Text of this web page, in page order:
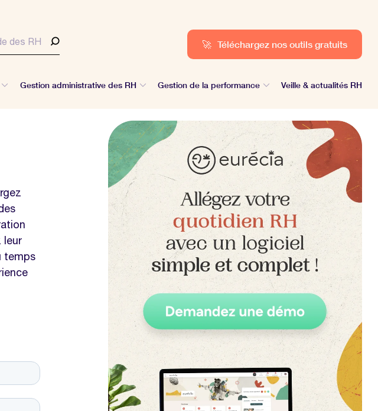
🚀 Téléchargez nos outils gratuits
Gestion administrative des RH Gestion de la performance Veille & actualités RH
leur
temps